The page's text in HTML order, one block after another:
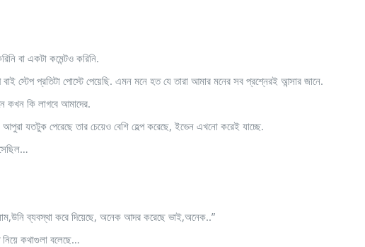
বা একটা কমেন্টও করিনি.
স্টেপ প্রতিটা পোস্টে পেয়েছি. এমন মনে হত যে তারা আমার মনের সব প্রশ্নেরই আন্সার জানে.
কখন কি লাগবে আমাদের.
যতটুক পেরেছে তার চেয়েও বেশি হেল্প করেছে, ইভেন এখনো করেই যাচ্ছে.
ব্যবস্থা করে দিয়েছে, অনেক আদর করেছে ভাই,অনেক..”
কথাগুলা বলেছে…